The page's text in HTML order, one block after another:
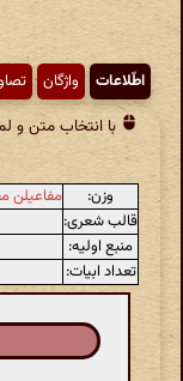
اطّلاعات واژگان
با انتخاب متن و
وزن:
مفاعیلن
قالب شعری:
منبع اولیه:
تعداد ابیات: